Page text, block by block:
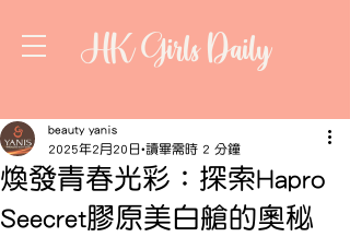
HK Girls Daily
煥發青春光彩：探索Hapro
Seecret膠原美白艙的奧秘
beauty yanis
2025年2月20日 讀畢需時 2 分鐘